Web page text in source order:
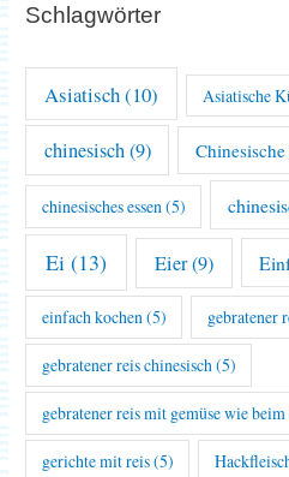
Schlagwörter
Asiatisch(10) Asiatische
chinesisch(9)
chinesisches essen(5)
Ei (13) Eier(9)
einfach kochen(5) gebratener
gebratener reis chinesisch (5)
gebratener reis mit gemüse wie beim
gerichte mit reis(5)